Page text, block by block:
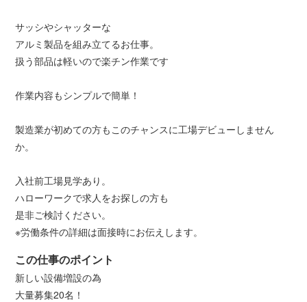
サッシやシャッターな
アルミ製品を組み立てるお仕事。
扱う部品は軽いので楽チン作業です
作業内容もシンプルで簡単！
製造業が初めての方もこのチャンスに工場デビューしません
か。
入社前工場見学あり。
ハローワークで求人をお探しの方も
是非ご検討ください。
※労働条件の詳細は面接時にお伝えします。
この仕事のポイント
新しい設備増設の為
大量募集20名！